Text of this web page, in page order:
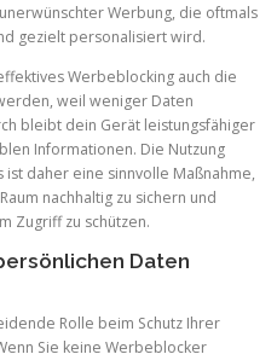
Werbung, die oftmals
gezielt personalisiert wird.
Werbeblocking auch die
weil weniger Daten
bleibt dein Gerät leistungsfähiger
Informationen. Die Nutzung
daher eine sinnvolle Maßnahme,
nachhaltig zu sichern und
Zugriff zu schützen.
Daten
Rolle beim Schutz Ihrer
Sie keine Werbeblocker